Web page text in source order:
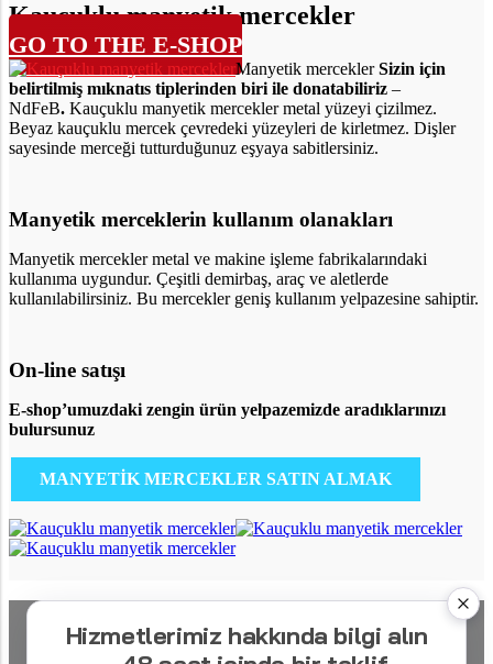
Kauçuklu manyetik mercekler
GO TO THE E-SHOP
Manyetik merceklerSizin için
belirtilmiş mıknatıs tiplerinden biri ile donatabiliriz –
NdFeB. Kauçuklu manyetik mercekler metal yüzeyi çizilmez.
Beyaz kauçuklu mercek çevredeki yüzeyleri de kirletmez. Dişler
sayesinde merceği tutturduğunuz eşyaya sabitlersiniz.
Manyetik merceklerin kullanım olanakları
Manyetik mercekler metal ve makine işleme fabrikalarındaki
kullanıma uygundur. Çeşitli demirbaş, araç ve aletlerde
kullanılabilirsiniz. Bu mercekler geniş kullanım yelpazesine sahiptir.
On-line satışı
E-shop’umuzdaki zengin ürün yelpazemizde aradıklarınızı
bulursunuz
MANYETİK MERCEKLER SATIN ALMAK
Hizmetlerimiz hakkında bilgi alın